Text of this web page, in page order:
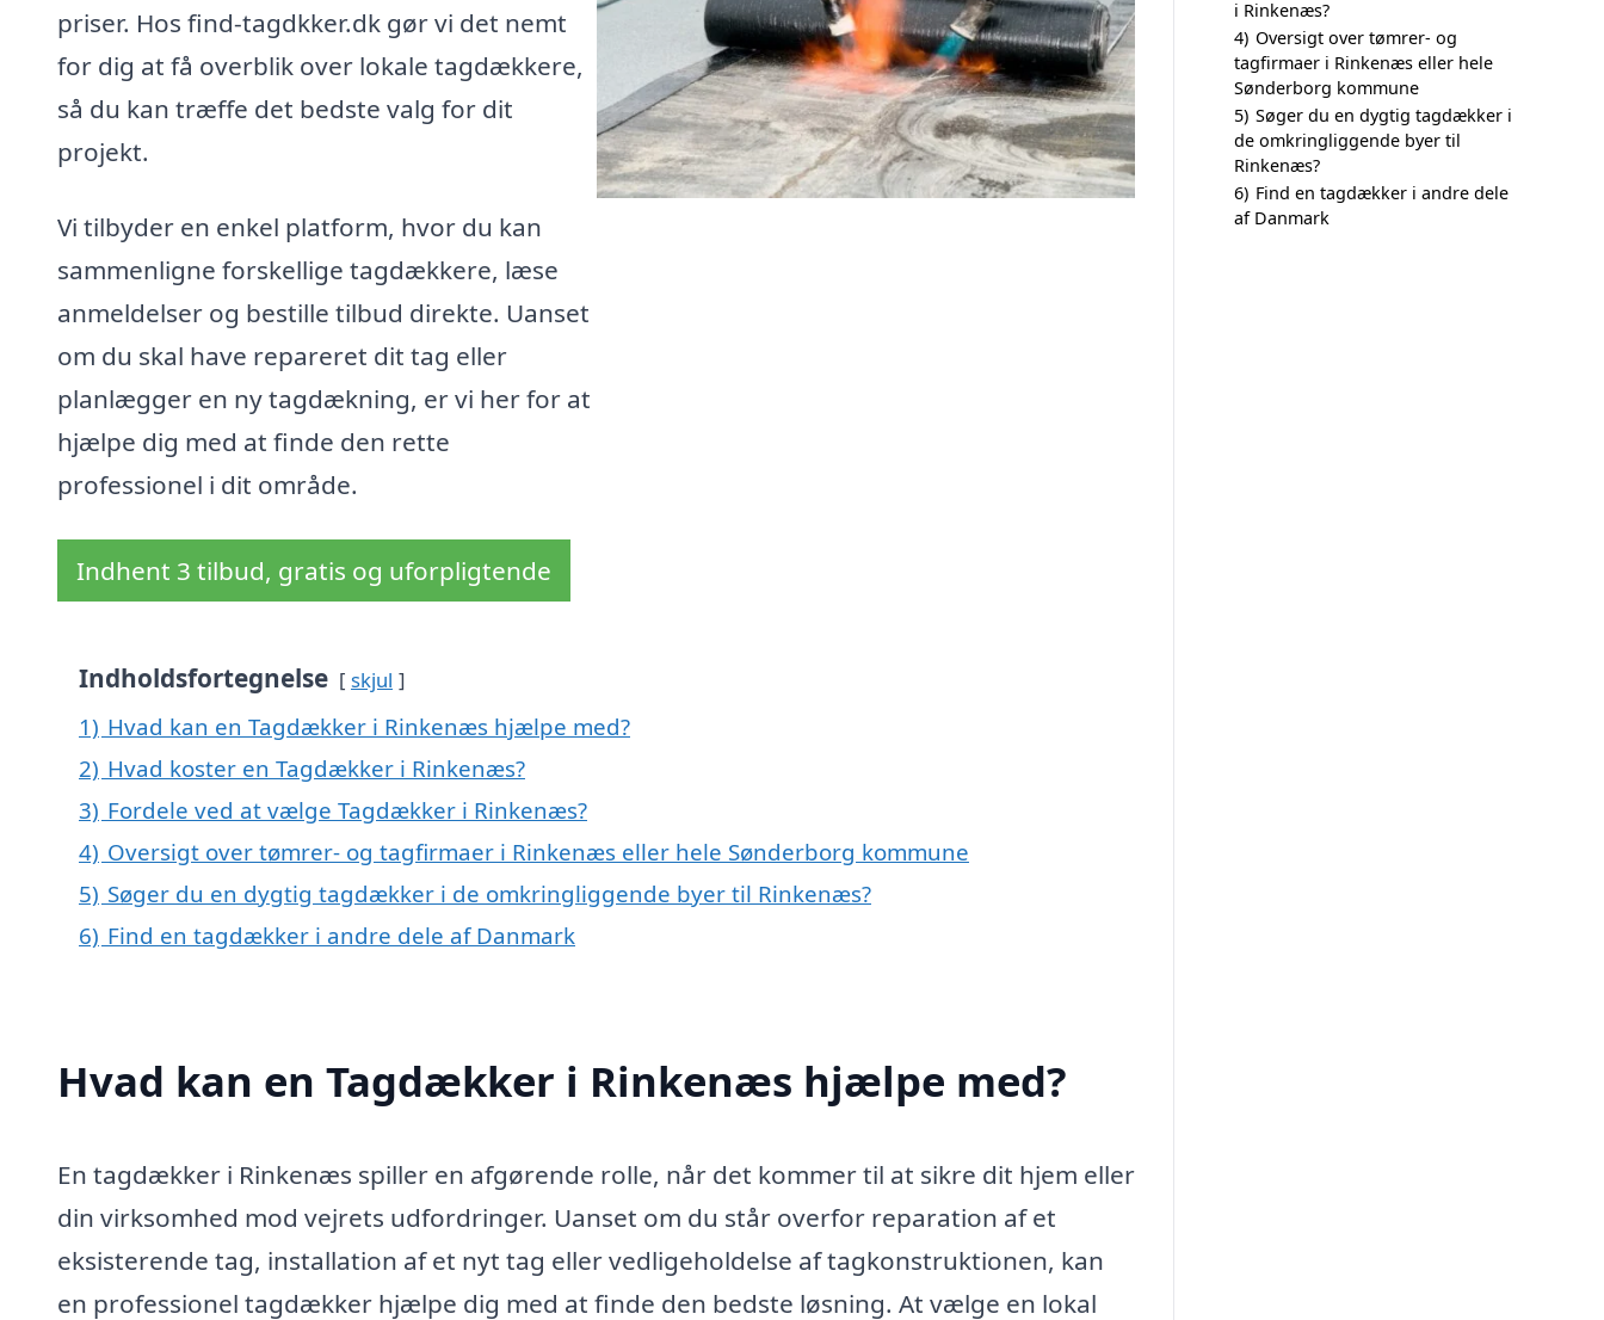
priser. Hos find-tagdkker.dk gør vi det nemt
for dig at få overblik over lokale tagdækkere,
så du kan træffe det bedste valg for dit
projekt.
Vi tilbyder en enkel platform, hvor du kan
sammenligne forskellige tagdækkere, læse
anmeldelser og bestille tilbud direkte. Uanset
om du skal have repareret dit tag eller
planlægger en ny tagdækning, er vi her for at
hjælpe dig med at finde den rette
professionel i dit område.
Indhent 3 tilbud, gratis og uforpligtende
Indholdsfortegnelse skjul
1) Hvad kan en Tagdækker i Rinkenæs hjælpe med?
2) Hvad koster en Tagdækker i Rinkenæs?
3) Fordele ved at vælge Tagdækker i Rinkenæs?
4) Oversigt over tømrer- og tagfirmaer i Rinkenæs eller hele Sønderborg kommune
5) Søger du en dygtig tagdækker i de omkringliggende byer til Rinkenæs?
6) Find en tagdækker i andre dele af Danmark
Hvad kan en Tagdækker i Rinkenæs hjælpe med?
En tagdækker i Rinkenæs spiller en afgørende rolle, når det kommer til at sikre dit hjem eller
din virksomhed mod vejrets udfordringer. Uanset om du står overfor reparation af et
eksisterende tag, installation af et nyt tag eller vedligeholdelse af tagkonstruktionen, kan
en professionel tagdækker hjælpe dig med at finde den bedste løsning. At vælge en lokal
i Rinkenæs?
4) Oversigt over tømrer- og
tagfirmaer i Rinkenæs eller hele
Sønderborg kommune
5) Søger du en dygtig tagdækker i
de omkringliggende byer til
Rinkenæs?
6) Find en tagdækker i andre dele
af Danmark